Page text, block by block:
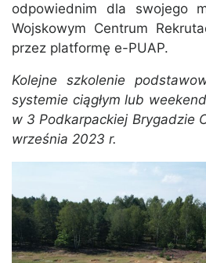
odpowiednim dla swojego
Wojskowym Centrum
przez platformę e-PUAP.
Kolejne szkolenie
systemie ciągłym lub
w 3 Podkarpackiej Brygadzie
września 2023 r.